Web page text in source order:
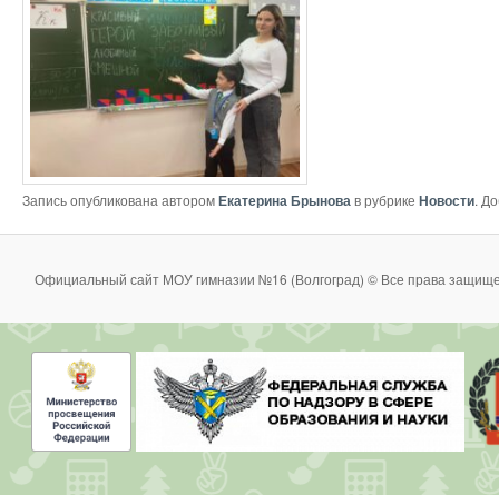
Запись опубликована авторомЕкатерина Брыновав рубрике Новости.
Официальный сайт МОУ гимназии №16 (Волгоград) © Все права